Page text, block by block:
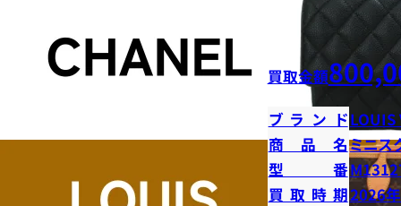
買取金額
ブランドLOUIS
商品名ミニス
型番
買取時期2026